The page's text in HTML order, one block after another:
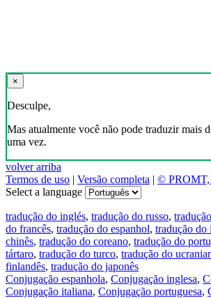
×
Desculpe,
Mas atualmente você não pode traduzir mais
uma vez.
volver arriba
Termos de uso | Versão completa | © PROMT,
Select a language
tradução do inglés, tradução do russo,
do francês, tradução do espanhol, tradução do
chinês, tradução do coreano, tradução do
tártaro, tradução do turco, tradução do
finlandês, tradução do japonês
Conjugação espanhola, Conjugação inglesa,
Conjugação italiana, Conjugação portuguesa,